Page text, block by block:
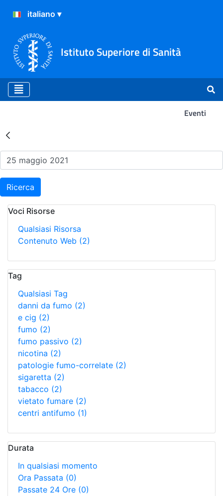
Istituto Superiore di Sanità
Eventi
Risultati della Ricerca -
Ricerca
Voci Risorse
Qualsiasi Risorsa
Contenuto Web (2)
Tag
Qualsiasi Tag
danni da fumo (2)
e cig (2)
fumo (2)
fumo passivo (2)
nicotina (2)
patologie fumo-correlate (2)
sigaretta (2)
tabacco (2)
vietato fumare (2)
centri antifumo (1)
Durata
In qualsiasi momento
Ora Passata (0)
Passate 24 Ore (0)